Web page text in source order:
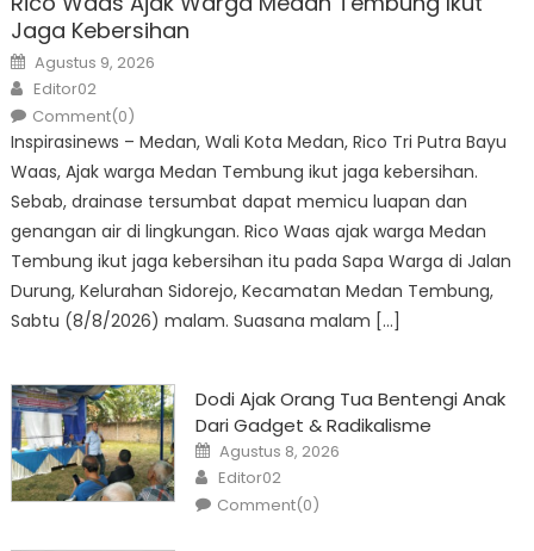
Jaga Kebersihan
Posted
on
Agustus 9, 2026
Author
Editor02
Comment(0)
Inspirasinews – Medan, Wali Kota Medan, Rico Tri Putra Bayu
Waas, Ajak warga Medan Tembung ikut jaga kebersihan.
Sebab, drainase tersumbat dapat memicu luapan dan
genangan air di lingkungan. Rico Waas ajak warga Medan
Tembung ikut jaga kebersihan itu pada Sapa Warga di Jalan
Durung, Kelurahan Sidorejo, Kecamatan Medan Tembung,
Sabtu (8/8/2026) malam. Suasana malam […]
Dodi Ajak Orang Tua Bentengi Anak
Dari Gadget & Radikalisme
Posted
on
Agustus 8, 2026
Author
Editor02
Comment(0)